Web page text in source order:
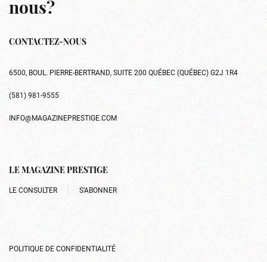
nous?
CONTACTEZ-NOUS
6500, BOUL. PIERRE-BERTRAND, SUITE 200 QUÉBEC (QUÉBEC) G2J 1R4
(581) 981-9555
INFO@MAGAZINEPRESTIGE.COM
LE MAGAZINE PRESTIGE
LE CONSULTER S’ABONNER
POLITIQUE DE CONFIDENTIALITÉ